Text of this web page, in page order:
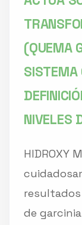
(QUEMA
SISTEMA
NIVELES
HIDROXY
de